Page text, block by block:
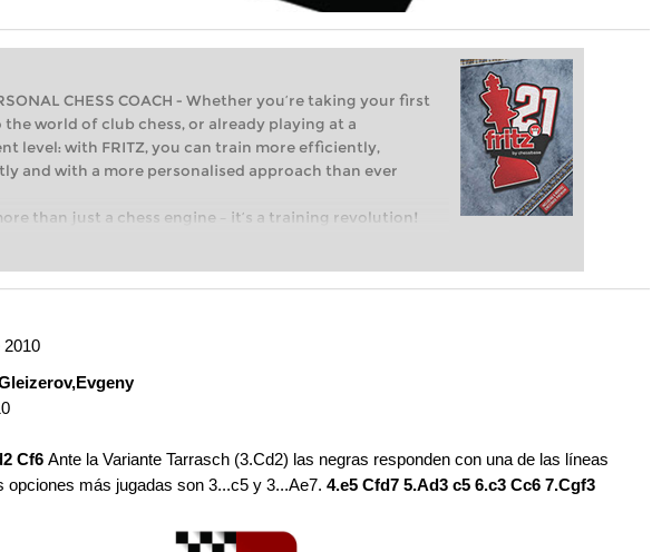
CHESS COACH - Whether you’re taking your first
the world of club chess, or already playing at a
level: with FRITZ, you can train more efficiently,
and with a more personalised approach than ever
than just a chess engine – it’s a training revolution!
taking your first steps into the world of club chess,
intelligently and with a more personalised
2010
Cf6 Ante la Variante Tarrasch (3.Cd2) las negras responden con una de las líneas
opciones más jugadas son 3...c5 y 3...Ae7. 4.e5 Cfd7 5.Ad3 c5 6.c3 Cc6 7.Cgf3